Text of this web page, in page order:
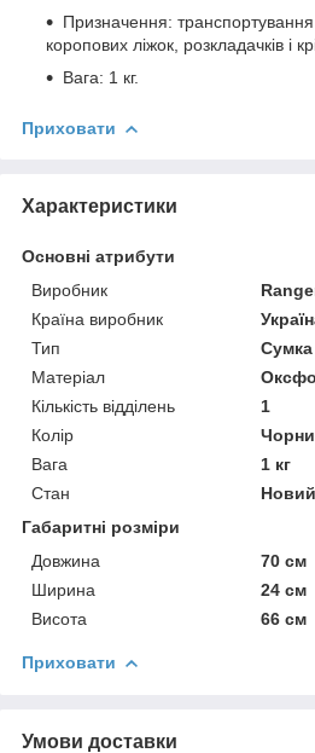
Призначення: транспортування
коропових ліжок, розкладачків і
Вага: 1 кг.
Приховати
Характеристики
Основні атрибути
Виробник
Країна виробник
Тип
Сумка
Матеріал
Кількість відділень
1
Колір
Вага
1 кг
Стан
Новий
Габаритні розміри
Довжина
70 см
Ширина
24 см
Висота
66 см
Приховати
Умови доставки